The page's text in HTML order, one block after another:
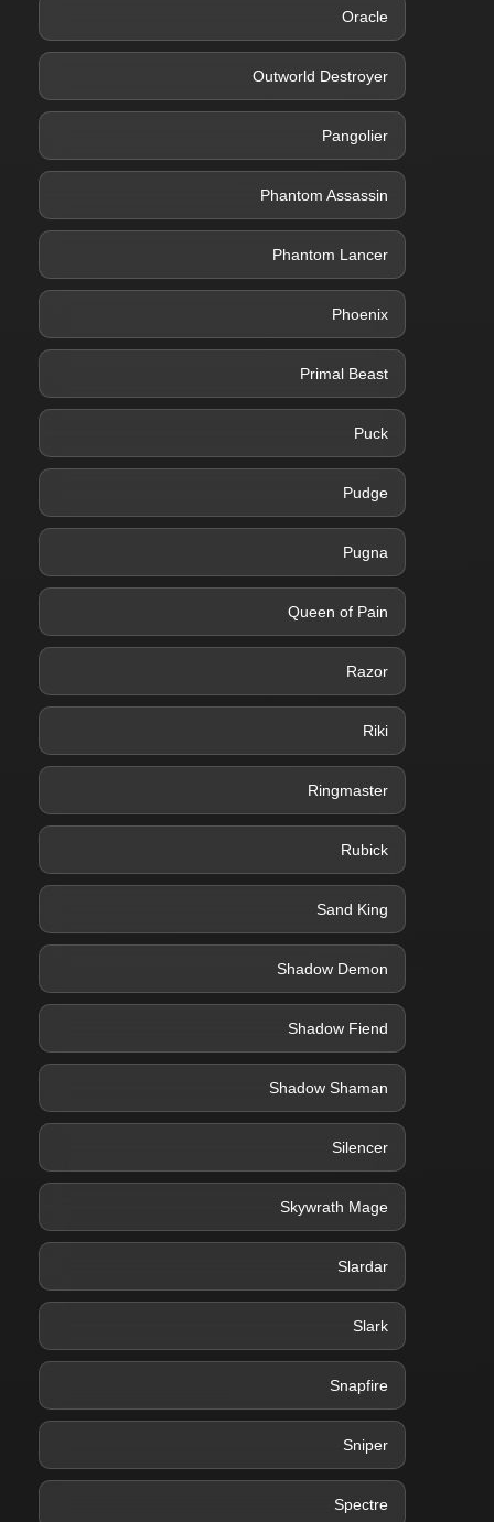
Oracle
Outworld Destroyer
Pangolier
Phantom Assassin
Phantom Lancer
Phoenix
Primal Beast
Puck
Pudge
Pugna
Queen of Pain
Razor
Riki
Ringmaster
Rubick
Sand King
Shadow Demon
Shadow Fiend
Shadow Shaman
Silencer
Skywrath Mage
Slardar
Slark
Snapfire
Sniper
Spectre